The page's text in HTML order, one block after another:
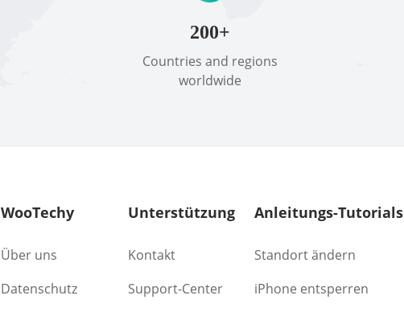
200+
Countries and regions
worldwide
WooTechy
Über uns
Datenschutz
Unterstützung
Kontakt
Support-Center
Anleitungs-Tutorials
Standort ändern
iPhone entsperren